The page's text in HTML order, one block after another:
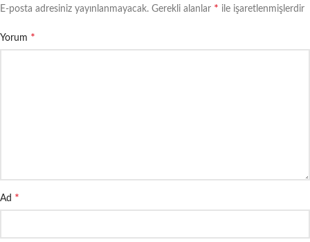
E-posta adresiniz yayınlanmayacak. Gerekli alanlar * ile işaretlenmişlerdir
Yorum *
Ad *